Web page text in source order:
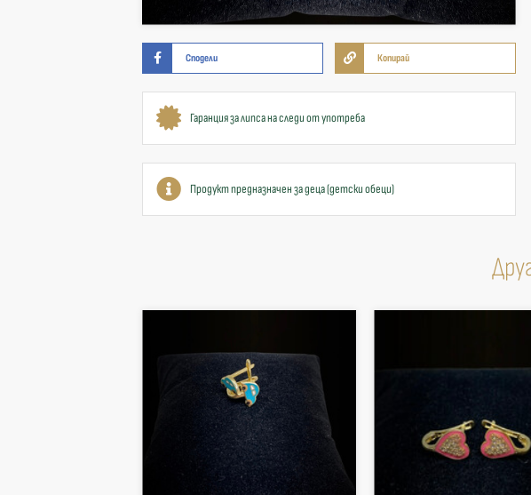
Сподели Копирай
Гаранция за липса на следи от употреба
Продукт предназначен за деца (детски обеци)